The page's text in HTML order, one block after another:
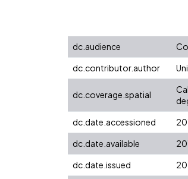
dc.audience
dc.contributor.author
dc.coverage.spatial
dc.date.accessioned
dc.date.available
dc.date.issued